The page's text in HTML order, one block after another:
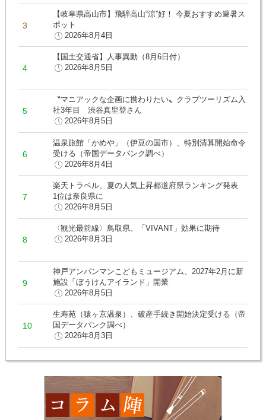
【岐阜県高山市】飛騨高山“涼”好！ 今夏おすすめ避暑ス
ポット
2026年8月4日
【国土交通省】人事異動（8月6日付）
2026年8月5日
〝マニアックな企画に携わりたい〟クラブツーリズム入
社3年目 渋谷真里登さん
2026年8月5日
温泉旅館「かめや」（伊豆の国市）、特別清算開始命令
受ける（帝国データバンク調べ）
2026年8月4日
楽天トラベル、夏の人気上昇都道府県ランキング発表
1位は奈良県に
2026年8月5日
〈観光最前線〉鳥取県、「VIVANT」効果に期待
2026年8月3日
神戸アンパンマンこどもミュージアム、2027年2月に新
施設「ぼうけんアイランド」開業
2026年8月5日
生寿苑（猿ヶ京温泉）、破産手続き開始決定受ける（帝
国データバンク調べ）
2026年8月3日